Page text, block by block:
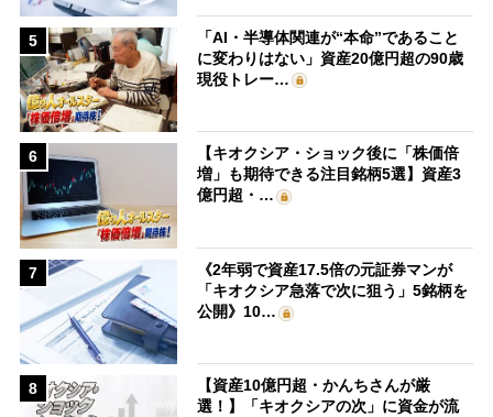
5
「AI・半導体関連が“本命”であること
に変わりはない」資産20億円超の90歳
現役トレー…
6
【キオクシア・ショック後に「株価倍
増」も期待できる注目銘柄5選】資産3
億円超・…
7
《2年弱で資産17.5倍の元証券マンが
「キオクシア急落で次に狙う」5銘柄を
公開》10…
8
【資産10億円超・かんちさんが厳
選！】「キオクシアの次」に資金が流